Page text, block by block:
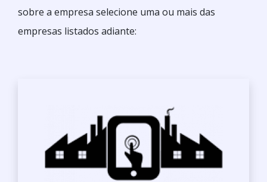
sobre a empresa selecione uma ou mais das
empresas listados adiante: